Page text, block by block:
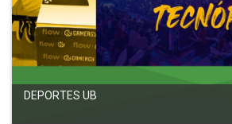
DEPORTES UB